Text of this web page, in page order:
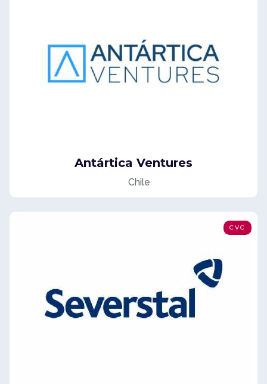
Antártica Ventures
Chile
CVC